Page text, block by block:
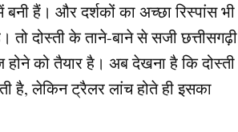
बनी हैं। और दर्शकों का अच्छा रिस्पांस भी
तो दोस्ती के ताने-बाने से सजी छत्तीसगढ़ी
होने को तैयार है। अब देखना है कि दोस्ती
है, लेकिन ट्रैलर लांच होते ही इसका